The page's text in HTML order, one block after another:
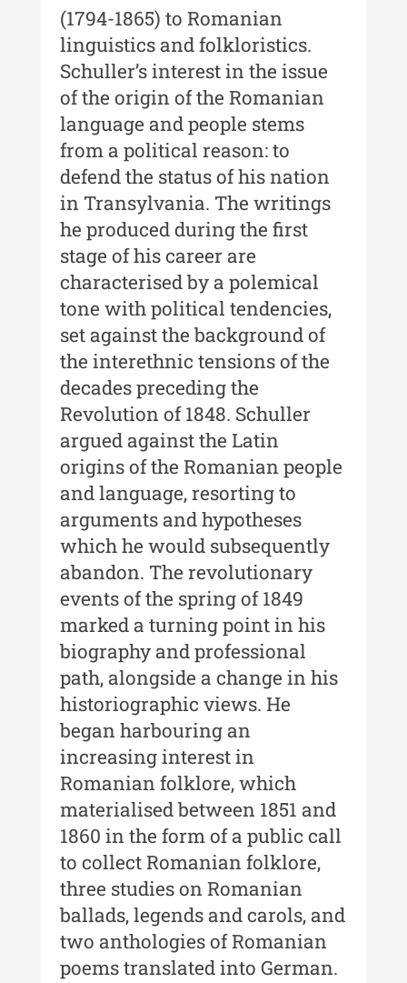
Muzeului de Istorie a Moldovei -
XXII / 2016
Indexul Complet
Anuarul Muzeului Etnografic al
Moldovei
Anuarul Muzeului Etnografic al
Moldovei - XXII / 2022
Anuarul Muzeului Etnografic al
Moldovei - XXI / 2021
Anuarul Muzeului Etnografic al
Moldovei - XX / 2020
Indexul Complet
Buletinul Muzeului Științei și
Tehnicii ”Ștefan Procopiu”
Buletinul Muzeului Științei și
Tehnicii ”Ștefan Procopiu” - An
XV / Nr. 15 / 2021
Buletinul Muzeului Științei și
Tehnicii ”Ștefan Procopiu” - An
XIV / Nr. 14 / 2020
Buletinul Muzeului Științei și
Tehnicii ”Ștefan Procopiu” - An
XII / Nr. 13 / 2019
Indexul Complet
Buletinul Centrului de Cercetare și
Conservare-Restaurare a
Patrimoniului
Buletinul Centrului de Cercetare
și Conservare-Restaurare a
Patrimoniului - 2021
Buletinul Centrului de Cercetare
și Conservare-Restaurare a
Patrimoniului - 2020
Buletinul Centrului de Cercetare
(1794-1865) to Romanian
linguistics and folkloristics.
Schuller’s interest in the issue
of the origin of the Romanian
language and people stems
from a political reason: to
defend the status of his nation
in Transylvania. The writings
he produced during the first
stage of his career are
characterised by a polemical
tone with political tendencies,
set against the background of
the interethnic tensions of the
decades preceding the
Revolution of 1848. Schuller
argued against the Latin
origins of the Romanian people
and language, resorting to
arguments and hypotheses
which he would subsequently
abandon. The revolutionary
events of the spring of 1849
marked a turning point in his
biography and professional
path, alongside a change in his
historiographic views. He
began harbouring an
increasing interest in
Romanian folklore, which
materialised between 1851 and
1860 in the form of a public call
to collect Romanian folklore,
three studies on Romanian
ballads, legends and carols, and
two anthologies of Romanian
poems translated into German.